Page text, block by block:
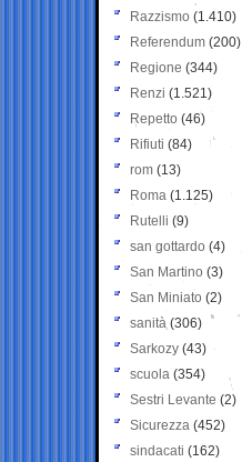
Razzismo (1.410)
Referendum (200)
Regione (344)
Renzi (1.521)
Repetto (46)
Rifiuti (84)
rom (13)
Roma (1.125)
Rutelli (9)
san gottardo (4)
San Martino (3)
San Miniato (2)
sanità (306)
Sarkozy (43)
scuola (354)
Sestri Levante (2)
Sicurezza (452)
sindacati (162)